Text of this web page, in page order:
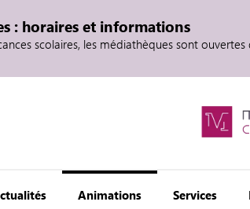
: horaires et informations
scolaires, les médiathèques sont
Animations Services